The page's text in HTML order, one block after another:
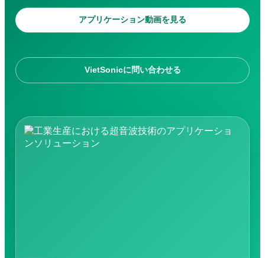
アプリケーション動画を見る
VietSonicに問い合わせる